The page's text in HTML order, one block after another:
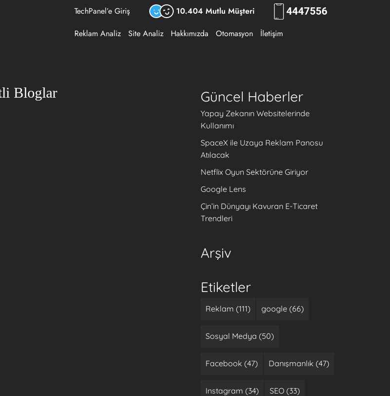
TechPanel’e Giriş 10.404 Mutlu Müşteri 4447556
Reklam Analiz Site Analiz Hakkımızda Otomasyon İletişim
Bloglar Güncel Haberler
Yapay Zekanın Websitelerinde
Kullanımı
SpaceX ile Uzaya Reklam Panosu
Atılacak
Netflix Oyun Sektörüne Giriyor
Google Lens
Çin’in Dünyayı Kavuran E-Ticaret
Trendleri
Arşiv
Etiketler
Reklam (111) google (66)
Sosyal Medya (50)
Facebook (47) Danışmanlık (47)
Instagram (34) SEO (33)